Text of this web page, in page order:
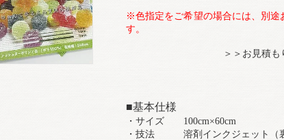
※色指定をご希望の場合には、別途
す。
＞＞お見積
■基本仕様
・サイズ 100cm×60cm
・技法 溶剤インクジェット（裏